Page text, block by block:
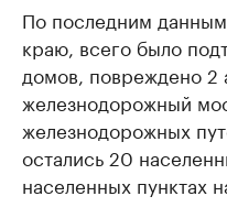
По последним
краю, всего было
домов, повреждено 2
железнодорожный
железнодорожных
остались 20
населенных пунктах